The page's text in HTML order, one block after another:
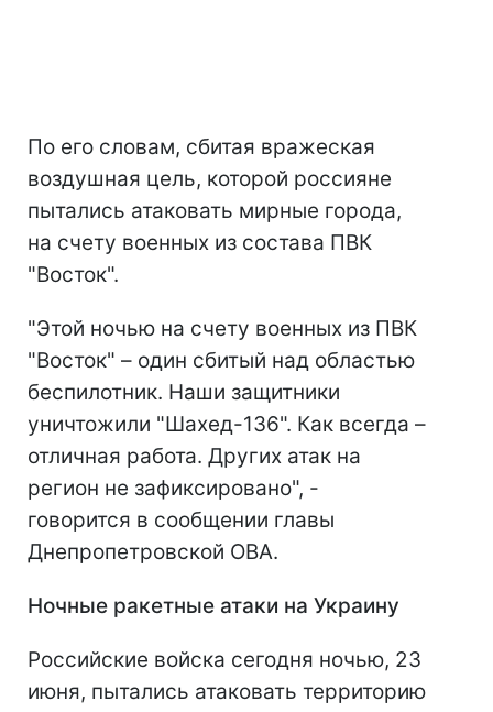
По его словам, сбитая вражеская
воздушная цель, которой россияне
пытались атаковать мирные города,
на счету военных из состава ПВК
"Восток".
"Этой ночью на счету военных из ПВК
"Восток" – один сбитый над областью
беспилотник. Наши защитники
уничтожили "Шахед-136". Как всегда –
отличная работа. Других атак на
регион не зафиксировано", -
говорится в сообщении главы
Днепропетровской ОВА.
Ночные ракетные атаки на Украину
Российские войска сегодня ночью, 23
июня, пытались атаковать территорию